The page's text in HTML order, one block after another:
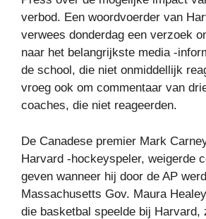
verbod. Een woordvoerder van
verwees donderdag een verzoek
naar het belangrijkste media -
de school, die niet onmiddellijk
vroeg ook om commentaar van
coaches, die niet reageerden.
De Canadese premier Mark
Harvard -hockeyspeler, weigerde
geven wanneer hij door de AP
Massachusetts Gov. Maura
die basketbal speelde bij Harvard,